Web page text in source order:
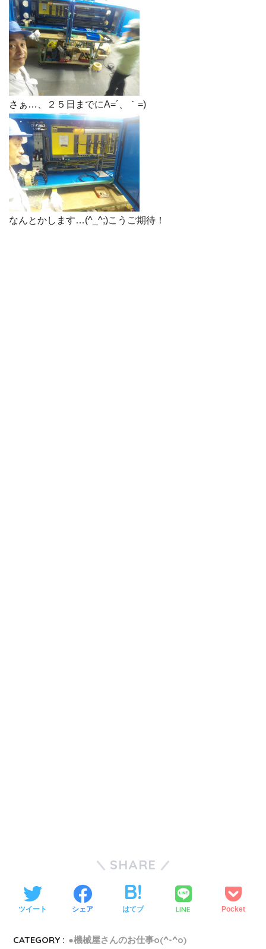
さぁ…、２５日までにA=´、｀=)ゞ
なんとかします…(^_^;)こうご期待！
SHARE
ツイート シェア はてブ LINE Pocket
CATEGORY : ●機械屋さんのお仕事o(^-^o)